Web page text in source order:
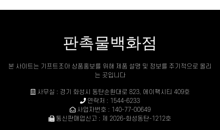
판촉물백화점
본 사이트는 기프트조아 상품홍보를 위해 제품 설명 및 정보를 주기적으로 올리
는 곳입니다
사무실 : 경기 화성시 동탄순환대로 823, 에이팩시티 409호
연락처 : 1544-6233
사업자번호 : 140-77-00649
통신판매업신고 : 제 2026-화성동탄-1212호